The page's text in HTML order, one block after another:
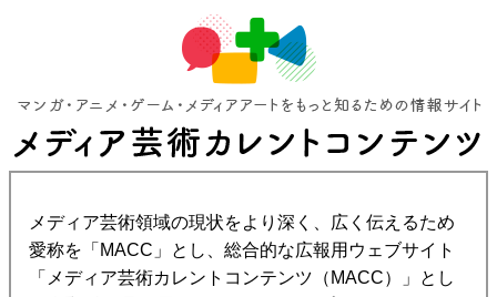
メディア芸術領域の現状をより深く、広く伝えるため
愛称を「MACC」とし、総合的な広報用ウェブサイト
「メディア芸術カレントコンテンツ（MACC）」とし